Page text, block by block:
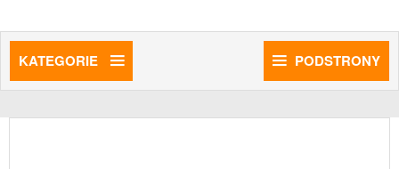
KATEGORIE PODSTRONY